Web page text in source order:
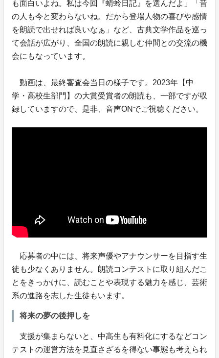
も面白いよね。私は今回『蜻蛉日記』を選んだよ」「昔
の人も今と変わらないね。だから登場人物の喜びや感情
を朗読で出せれば良いなぁ」など、古典文学作品を巡っ
て会話が広がり、全国の朗読に親しむ仲間との交流の機
会にもなっています。
動画は、最終審査会当日の様子です。2023年【中
学・高校生部門】の大賞受賞者の朗読も、一部ですが収
録していますので、是非、音声ONでご視聴ください。
応募者の中には、将来声優やアナウンサーを目指す生
徒も少なくありません。朗読コンテストに取り組んだこ
とをきっかけに、読むことや表現する魅力を感じ、芸術
系の進路を志した生徒もいます。
将来の夢の後押しを
支援が集まらないと、中高生も有料化にするなどコン
テストの運営方法を見直さざるを得ない事態も考えられ